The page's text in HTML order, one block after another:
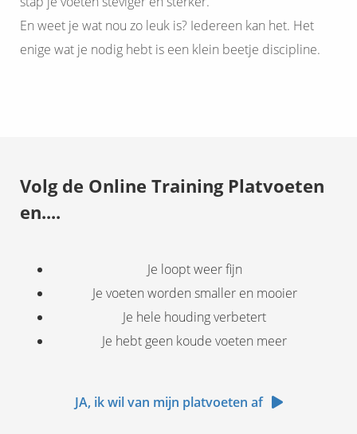
En weet je wat nou zo leuk is? Iedereen kan het. Het
enige wat je nodig hebt is een klein beetje discipline.
Volg de Online Training Platvoeten
en....
Je loopt weer fijn
Je voeten worden smaller en mooier
Je hele houding verbetert
Je hebt geen koude voeten meer
JA, ik wil van mijn platvoeten af